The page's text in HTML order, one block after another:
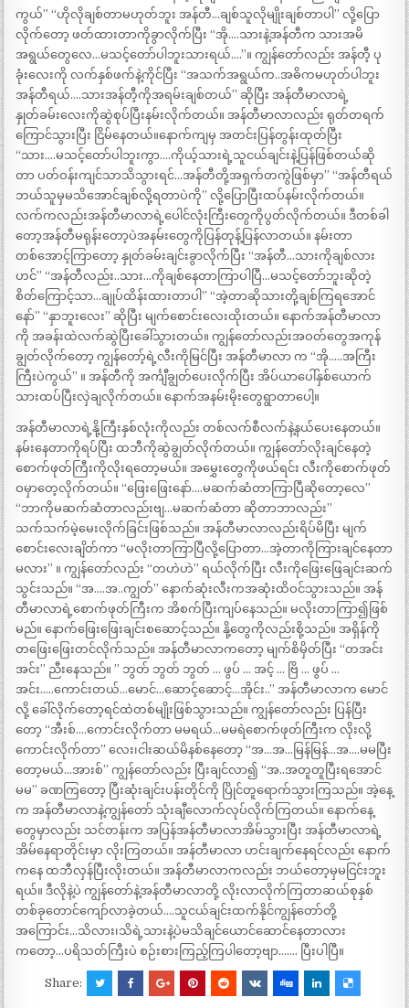
ကွယ်” “ဟိုလိုချစ်တာမဟုတ်ဘူး အန်တီ…ချစ်သူလိုမျိုးချစ်တာပါ” လို့ပြော
လိုက်တော့ ဖတ်ထားတာကိုခွာလိုက်ပြီး “အို….သားနဲ့အန်တီက သားအမိ
အရွယ်တွေလေ…မသင့်တော်ပါဘူးသားရယ်….”။ ကျွန်တော်လည်း အန်တီ့ ပု
ခုံးလေးကို လက်နှစ်ဖက်နဲ့ကိုင်ပြီး “အသက်အရွယ်က..အဓိကမဟုတ်ပါဘူး
အန်တီရယ်….သားအန်တီ့ကိုအရမ်းချစ်တယ်” ဆိုပြီး အန်တီမာလာရဲ့
နှုတ်ခမ်းလေးကိုဆွဲစုပ်ပြီးနမ်းလိုက်တယ်။ အန်တီမာလာလည်း ရုတ်တရက်
ကြောင်သွားပြီး ငြိမ်နေတယ်။နောက်ကျမှ အတင်းပြန်တွန်းထုတ်ပြီး
“သား….မသင့်တော်ပါဘူးကွာ….ကိုယ့်သားရဲ့သူငယ်ချင်းနဲ့ပြန်ဖြစ်တယ်ဆို
တာ ပတ်ဝန်းကျင်သာသိသွားရင်…အန်တီတို့အရှက်တကွဲဖြစ်မှာ” “အန်တီရယ်
ဘယ်သူမှမသိအောင်ချစ်လို့ရတာပဲကို” လို့ပြောပြီးထပ်နမ်းလိုက်တယ်။
လက်ကလည်းအန်တီမာလာရဲ့ပေါင်လုံးကြီးတွေကိုပွတ်လိုက်တယ်။ ဒီတစ်ခါ
တော့အန်တီမရုန်းတော့ပဲအနမ်းတွေကိုပြန်တုန့်ပြန်လာတယ်။ နမ်းတာ
တစ်အောင့်ကြာတော့ နှုတ်ခမ်းချင်းခွာလိုက်ပြီး “အန်တီ…သားကိုချစ်လား
ဟင်” “အန်တီလည်း..သား…ကိုချစ်နေတာကြာပါပြီ…မသင့်တော်ဘူးဆိုတဲ့
စိတ်ကြောင့်သာ…ချုပ်ထိန်းထားတာပါ” “အဲ့တာဆိုသားတို့ချစ်ကြရအောင်
နော်” “နှာဘူးလေး” ဆိုပြီး မျက်စောင်းလေးထိုးတယ်။ နောက်အန်တီမာလာ
ကို အခန်းထဲလက်ဆွဲပြီးခေါ်သွားတယ်။ ကျွန်တော်လည်းအဝတ်တွေအကုန်
ချွတ်လိုက်တော့ ကျွန်တော့်ရဲ့လီးကိုမြင်ပြီး အန်တီမာလာ က “အို…..အကြီး
ကြီးပဲကွယ်” ။ အန်တီကို အင်္ကျီချွတ်ပေးလိုက်ပြီး အိပ်ယာပေါ်နှစ်ယောက်
သားထပ်ပြီးလှဲချလိုက်တယ်။ နောက်အနမ်းမိုးတွေရွာတာပေါ့။
အန်တီမာလာရဲ့နို့ကြီးနှစ်လုံးကိုလည်း တစ်လက်စီလက်နဲ့နယ်ပေးနေတယ်။
နမ်းနေတာကိုရပ်ပြီး ထဘီကိုဆွဲချွတ်လိုက်တယ်။ ကျွန်တော်လိုးချင်နေတဲ့
စောက်ဖုတ်ကြီးကိုလိုးရတော့မယ်။ အမွှေးတွေကိုဖယ်ရင်း လီးကိုစောက်ဖုတ်
ဝမှာတေ့လိုက်တယ်။ “ဖြေးဖြေးနော်….မဆက်ဆံတာကြာပြီဆိုတော့လေ”
“ဘာကိုမဆက်ဆံတာလည်းဗျ…မဆက်ဆံတာ ဆိုတာဘာလည်း”
သက်သက်မဲ့မေးလိုက်ခြင်းဖြစ်သည်။ အန်တီမာလာလည်းရိပ်မိပြီး မျက်
စောင်းလေးချိတ်ကာ “မလိုးတာကြာပြီလို့ပြောတာ…အဲ့တာကိုကြားချင်နေတာ
မလား” ။ ကျွန်တော်လည်း “တဟဲဟဲ” ရယ်လိုက်ပြီး လီးကိုဖြေးဖြေချင်းဆက်
သွင်းသည်။ “အ….အ..ကျွတ်” နောက်ဆုံးလီးကအဆုံးထိဝင်သွားသည်။ အန်
တီမာလာရဲ့စောက်ဖုတ်ကြီးက အိစက်ပြီးကျပ်နေသည်။ မလိုးတာကြာ၍ဖြစ်
မည်။ နောက်ဖြေးဖြေးချင်းစဆောင့်သည်။ နို့တွေကိုလည်းစို့သည်။ အရှိန်ကို
တဖြေးဖြေးတင်လိုက်သည်။ အန်တီမာလာကတော့ မျက်စိမှိတ်ပြီး “တအင်း
အင်း” ညီးနေသည်။ ” ဘွတ် ဘွတ် ဘွတ် … ဖွပ် … အင့် … ဗြိ … ဖွပ် …
အင်း…..ကောင်းတယ်…မောင်…ဆောင့်ဆောင့်…အိုင်း..” အန်တီမာလာက မောင်
လို့ ခေါ်လိုက်တော့ရင်ထဲတစ်မျိုးဖြစ်သွားသည်။ ကျွန်တော်လည်း ပြန်ပြီး
တော့ “အီးစ်….ကောင်းလိုက်တာ မမရယ်…မမရဲစောက်ဖုတ်ကြီးက လိုးလို့
ကောင်းလိုက်တာ” လေး၊ငါးဆယ်မိနစ်နေတော့ “အ…အ…မြန်မြန်…အ….မမပြီး
တော့မယ်…အားစ်” ကျွန်တော်လည်း ပြီးချင်လာ၍ “အ..အတူတူပြီးရအောင်
မမ” ခဏကြတော့ ပြီးဆုံးချင်းပန်းတိုင်ကို ပြိုင်တူရောက်သွားကြသည်။ အဲ့နေ့
က အန်တီမာလာနဲ့ကျွန်တော် သုံးချီလောက်လုပ်လိုက်ကြတယ်။ နောက်နေ့
တွေမှာလည်း သင်တန်းက အပြန်အန်တီမာလာအိမ်သွားပြီး အန်တီမာလာရဲ့
အိမ်နေရာတိုင်းမှာ လိုးကြတယ်။ အန်တီမာလာ ဟင်းချက်နေရင်လည်း နောက်
ကနေ ထဘီလှန်ပြီးလိုးတယ်။ အန်တီမာလာကလည်း ဘယ်တော့မှမငြင်းဘူး
ရယ်။ ဒီလိုနဲ့ပဲ ကျွန်တော်နဲ့အန်တီမာလာတို့ လိုးလာလိုက်ကြတာဆယ်စုနှစ်
တစ်ခုတောင်ကျော်လာခဲ့တယ်….သူငယ်ချင်းထက်နိုင်ကျွန်တော်တို့
အကြောင်း…သိလား၊သိရဲ့သားနဲ့ပဲမသိချင်ယောင်ဆောင်နေတာလား
ကတော့…ပရိသတ်ကြီးပဲ စဉ်းစားကြည့်ကြပါတော့ဗျာ……. ပြီးပါပြီ။
Share: